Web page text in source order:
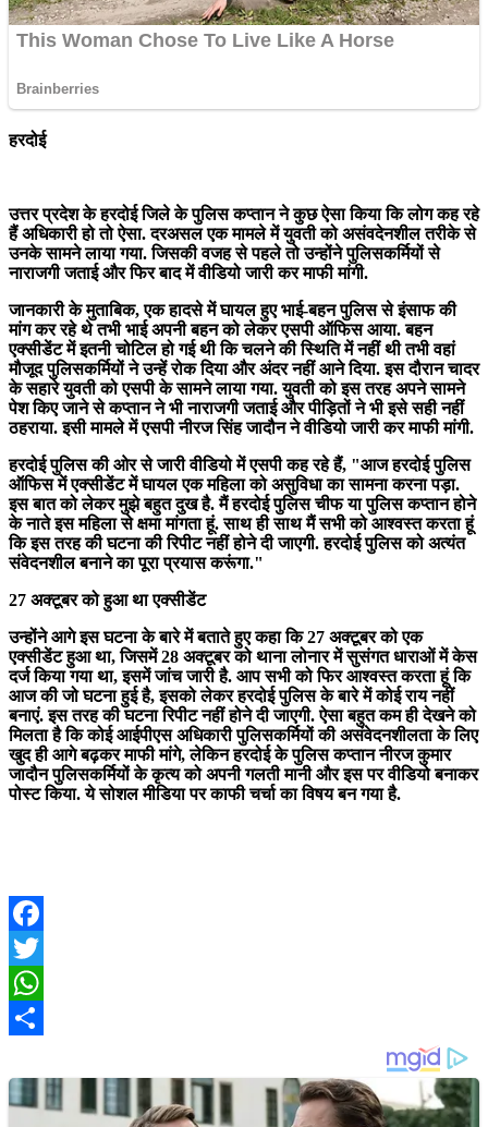
हरदोई
उत्तर प्रदेश के हरदोई जिले के पुलिस कप्तान ने कुछ ऐसा किया कि लोग कह रहे
हैं अधिकारी हो तो ऐसा. दरअसल एक मामले में युवती को असंवदेनशील तरीके से
उनके सामने लाया गया. जिसकी वजह से पहले तो उन्होंने पुलिसकर्मियों से
नाराजगी जताई और फिर बाद में वीडियो जारी कर माफी मांगी.
जानकारी के मुताबिक, एक हादसे में घायल हुए भाई-बहन पुलिस से इंसाफ की
मांग कर रहे थे तभी भाई अपनी बहन को लेकर एसपी ऑफिस आया. बहन
एक्सीडेंट में इतनी चोटिल हो गई थी कि चलने की स्थिति में नहीं थी तभी वहां
मौजूद पुलिसकर्मियों ने उन्हें रोक दिया और अंदर नहीं आने दिया. इस दौरान चादर
के सहारे युवती को एसपी के सामने लाया गया. युवती को इस तरह अपने सामने
पेश किए जाने से कप्तान ने भी नाराजगी जताई और पीड़ितों ने भी इसे सही नहीं
ठहराया. इसी मामले में एसपी नीरज सिंह जादौन ने वीडियो जारी कर माफी मांगी.
हरदोई पुलिस की ओर से जारी वीडियो में एसपी कह रहे हैं, "आज हरदोई पुलिस
ऑफिस में एक्सीडेंट में घायल एक महिला को असुविधा का सामना करना पड़ा.
इस बात को लेकर मुझे बहुत दुख है. मैं हरदोई पुलिस चीफ या पुलिस कप्तान होने
के नाते इस महिला से क्षमा मांगता हूं. साथ ही साथ मैं सभी को आश्वस्त करता हूं
कि इस तरह की घटना की रिपीट नहीं होने दी जाएगी. हरदोई पुलिस को अत्यंत
संवेदनशील बनाने का पूरा प्रयास करूंगा."
27 अक्टूबर को हुआ था एक्सीडेंट
उन्होंने आगे इस घटना के बारे में बताते हुए कहा कि 27 अक्टूबर को एक
एक्सीडेंट हुआ था, जिसमें 28 अक्टूबर को थाना लोनार में सुसंगत धाराओं में केस
दर्ज किया गया था, इसमें जांच जारी है. आप सभी को फिर आश्वस्त करता हूं कि
आज की जो घटना हुई है, इसको लेकर हरदोई पुलिस के बारे में कोई राय नहीं
बनाएं. इस तरह की घटना रिपीट नहीं होने दी जाएगी. ऐसा बहुत कम ही देखने को
मिलता है कि कोई आईपीएस अधिकारी पुलिसकर्मियों की असंवेदनशीलता के लिए
खुद ही आगे बढ़कर माफी मांगे, लेकिन हरदोई के पुलिस कप्तान नीरज कुमार
जादौन पुलिसकर्मियों के कृत्य को अपनी गलती मानी और इस पर वीडियो बनाकर
पोस्ट किया. ये सोशल मीडिया पर काफी चर्चा का विषय बन गया है.
Facebook
Twitter
WhatsApp